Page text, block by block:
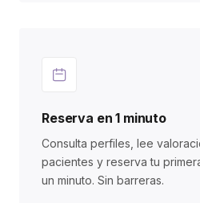
Reserva en 1 minuto
Consulta perfiles, lee
pacientes y reserva tu
un minuto. Sin barreras.